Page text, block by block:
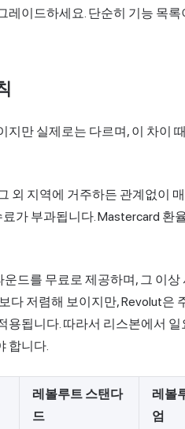
레이드하세요. 단순히 기능 목
지만 실제로는 다르며, 이 차이
외 지역에 거주하든 관계없이
가 부과됩니다. Mastercard 환
드를 무료로 제공하며, 그 이상
다 저렴해 보이지만, Revolut은
용됩니다. 따라서 리스본에서
합니다.
레볼루트 스탠다
드
레볼
엄